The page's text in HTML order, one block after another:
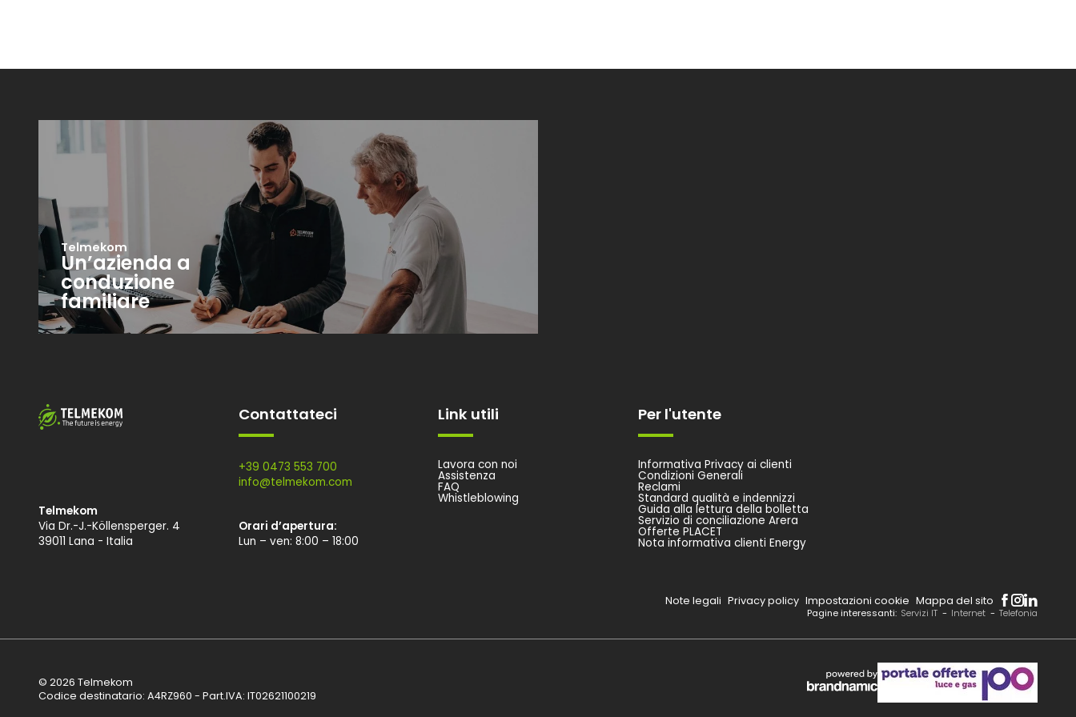
Telmekom
Un’azienda a
conduzione
familiare
Telmekom
Via Dr.-J.-Köllensperger. 4
39011 Lana - Italia
Contattateci
+39 0473 553 700
info@telmekom.com
Orari d’apertura:
Lun – ven: 8:00 – 18:00
Link utili
Lavora con noi
Assistenza
FAQ
Whistleblowing
Per l'utente
Informativa Privacy ai clienti
Condizioni Generali
Reclami
Standard qualità e indennizzi
Guida alla lettura della bolletta
Servizio di conciliazione Arera
Offerte PLACET
Nota informativa clienti Energy
Note legali Privacy policy Impostazioni cookie Mappa del sito
Pagine interessanti: Servizi IT - Internet - Telefonia
© 2026 Telmekom
Codice destinatario: A4RZ960 - Part.IVA: IT02621100219